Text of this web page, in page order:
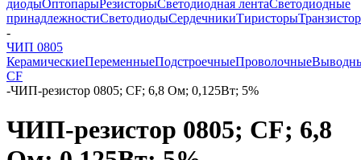
диодыОптопарыРезисторыСветодиодная лентаСветодиодные
принадлежностиСветодиодыСердечникиТиристоры
-
ЧИП 0805
КерамическиеПеременныеПодстроечныеПроволочные
CF
-ЧИП-резистор 0805; CF; 6,8 Ом; 0,125Вт; 5%
ЧИП-резистор 0805; CF; 6,8